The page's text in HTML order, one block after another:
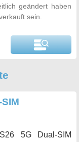
geändert haben
sein.
5G Dual-SIM